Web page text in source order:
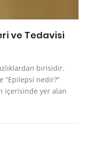
ve Tedavisi
birisidir.
“Epilepsi nedir?”
içerisinde yer alan